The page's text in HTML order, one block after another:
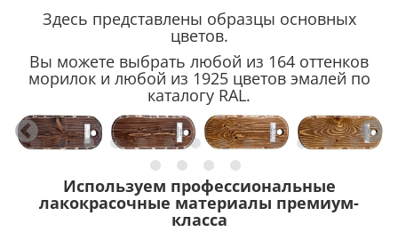
Здесь представлены образцы основных
цветов.
Вы можете выбрать любой из 164 оттенков
морилок и любой из 1925 цветов эмалей по
каталогу RAL.
Используем профессиональные
лакокрасочные материалы премиум-
класса